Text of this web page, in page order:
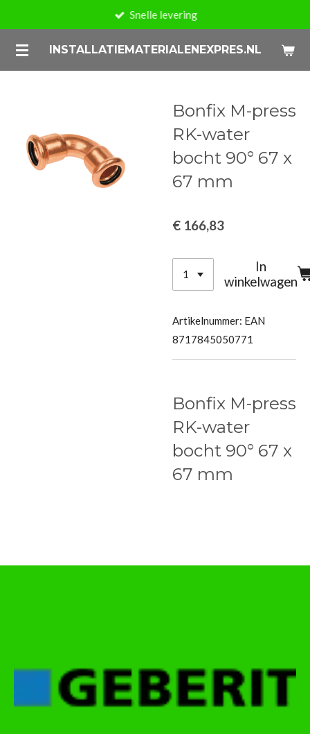
naar
de
INSTALLATIEMATERIALENEXPRES.NL
Snelle levering
Bonfix M-press
RK-water
bocht 90° 67 x
67 mm
€ 166,83
In
winkelwagen
Artikelnummer: EAN
8717845050771
Bonfix M-press
RK-water
bocht 90° 67 x
67 mm